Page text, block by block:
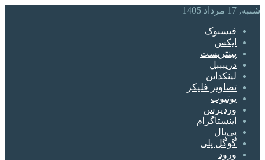
شنبه, 17 مرداد 1405
فیسبوک
ایکس
پینتریست
دریبببل
لینکداین
تصاویر فلیکر
یوتیوب
وردپرس
اینستاگرام
پی‌پال
گوگل پلی
ورود